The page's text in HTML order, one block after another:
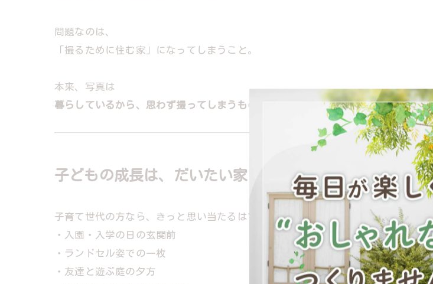
問題なのは、
「撮るために住む家」になってしまうこと。
本来、写真は
暮らしているから、思わず撮ってしまうもの
子どもの成長は、だいたい家の前と庭で起きる
子育て世代の方なら、きっと思い当たるはずです。
・入園・入学の日の玄関前
・ランドセル姿での一枚
・友達と遊ぶ庭の夕方